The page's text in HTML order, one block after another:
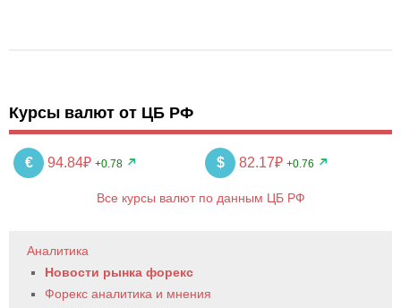
Курсы валют от ЦБ РФ
€ 94.84₽ +0.78 $ 82.17₽ +0.76
Все курсы валют по данным ЦБ РФ
Аналитика
Новости рынка форекс
Форекс аналитика и мнения